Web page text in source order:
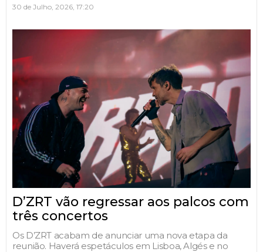
30 de Julho, 2026, 17:20
D’ZRT vão regressar aos palcos com
três concertos
Os D’ZRT acabam de anunciar uma nova etapa da
reunião. Haverá espetáculos em Lisboa, Algés e no